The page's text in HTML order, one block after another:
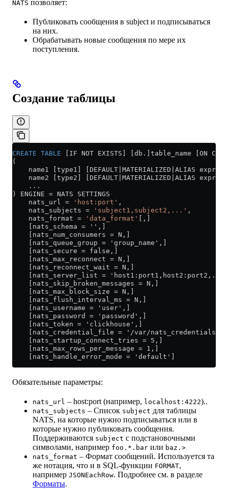
NATS позволяет:
Публиковать сообщения в subject и подписываться
на них.
Обрабатывать новые сообщения по мере их
поступления.
Создание таблицы
CREATE TABLE [IF NOT EXISTS] [db.]table_name [ON
(
    name1 [type1] [DEFAULT|MATERIALIZED|ALIAS expr1],
    name2 [type2] [DEFAULT|MATERIALIZED|ALIAS expr2],
    ...
) ENGINE = NATS SETTINGS
    nats_url
= 'host:port' ,
    nats_subjects
= 'subject1,subject2,...' ,
    nats_format
= 'data_format'
[,]
    [nats_schema = '',]
    [nats_num_consumers = N,]
    [nats_queue_group = 'group_name',]
    [nats_secure = false,]
    [nats_max_reconnect = N,]
    [nats_reconnect_wait = N,]
[nats_server_list =
    [nats_skip_broken_messages = N,]
    [nats_max_block_size = N,]
    [nats_flush_interval_ms = N,]
    [nats_username = 'user',]
    [nats_password = 'password',]
    [nats_token = 'clickhouse',]
    [nats_credential_file = '/var/nats_credentials',]
    [nats_startup_connect_tries = 5,]
    [nats_max_rows_per_message = 1,]
    [nats_handle_error_mode = 'default']
Обязательные параметры:
nats_url – host:port (например, localhost:4222)..
nats_subjects – Список subject для таблицы
NATS, на которые нужно подписываться или в
которые нужно публиковать сообщения.
Поддерживаются subject с подстановочными
символами, например foo.*.bar или baz.>
nats_format – Формат сообщений. Используется та
же нотация, что и в SQL-функции FORMAT,
например JSONEachRow. Подробнее см. в разделе
Форматы.